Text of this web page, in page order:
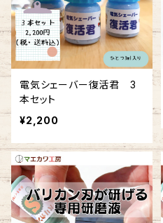
電気シェーバー復活君 3
本セット
¥2,200